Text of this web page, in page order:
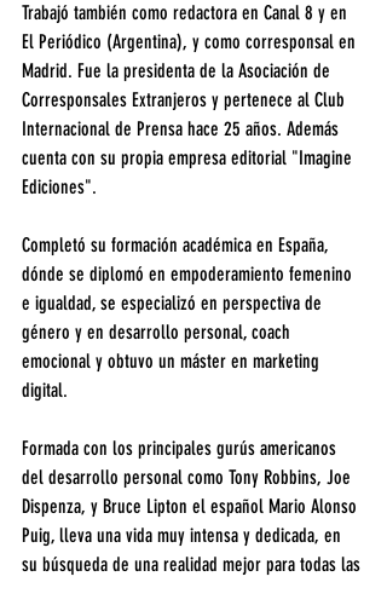
Trabajó también como redactora en Canal 8 y en
El Periódico (Argentina), y como corresponsal en
Madrid. Fue la presidenta de la Asociación de
Corresponsales Extranjeros y pertenece al Club
Internacional de Prensa hace 25 años. Además
cuenta con su propia empresa editorial "Imagine
Ediciones".
Completó su formación académica en España,
dónde se diplomó en empoderamiento femenino
e igualdad, se especializó en perspectiva de
género y en desarrollo personal, coach
emocional y obtuvo un máster en marketing
digital.
Formada con los principales gurús americanos
del desarrollo personal como Tony Robbins, Joe
Dispenza, y Bruce Lipton el español Mario Alonso
Puig, lleva una vida muy intensa y dedicada, en
su búsqueda de una realidad mejor para todas las